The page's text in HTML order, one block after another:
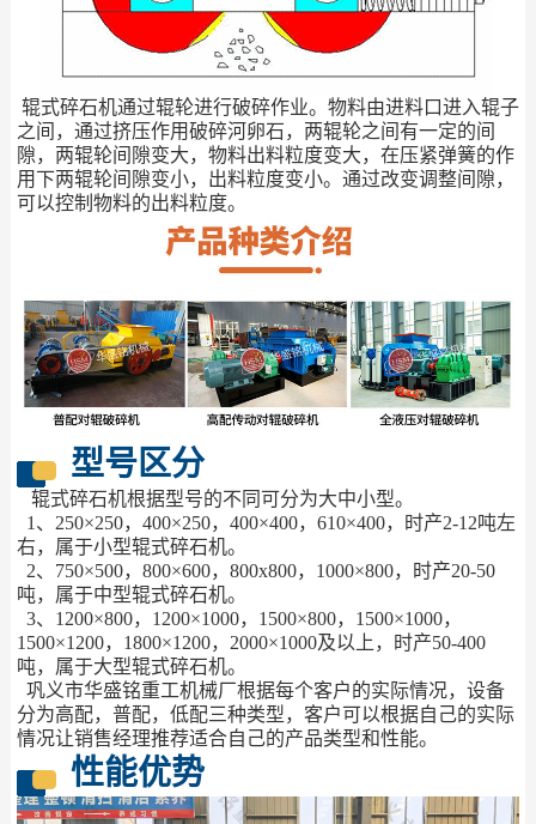
辊式碎石机通过辊轮进行破碎作业。物料由进料口进入辊子
之间，通过挤压作用破碎河卵石，两辊轮之间有一定的间
隙，两辊轮间隙变大，物料出料粒度变大，在压紧弹簧的作
用下两辊轮间隙变小，出料粒度变小。通过改变调整间隙，
可以控制物料的出料粒度。
型号区分
辊式碎石机根据型号的不同可分为大中小型。
1、250×250，400×250，400×400，610×400，时产2-12吨左
右，属于小型辊式碎石机。
2、750×500，800×600，800x800，1000×800，时产20-50
吨，属于中型辊式碎石机。
3、1200×800，1200×1000，1500×800，1500×1000，
1500×1200，1800×1200，2000×1000及以上，时产50-400
吨，属于大型辊式碎石机。
巩义市华盛铭重工机械厂根据每个客户的实际情况，设备
分为高配，普配，低配三种类型，客户可以根据自己的实际
情况让销售经理推荐适合自己的产品类型和性能。
性能优势